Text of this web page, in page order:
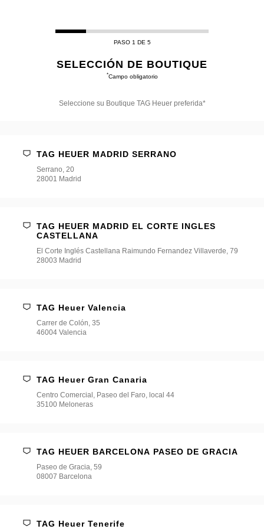
PASO 1 DE 5
SELECCIÓN DE BOUTIQUE
*Campo obligatorio
Seleccione su Boutique TAG Heuer preferida*
TAG HEUER MADRID SERRANO
Serrano, 20
28001 Madrid
TAG HEUER MADRID EL CORTE INGLES
CASTELLANA
El Corte Inglés Castellana Raimundo Fernandez Villaverde, 79
28003 Madrid
TAG Heuer Valencia
Carrer de Colón, 35
46004 Valencia
TAG Heuer Gran Canaria
Centro Comercial, Paseo del Faro, local 44
35100 Meloneras
TAG HEUER BARCELONA PASEO DE GRACIA
Paseo de Gracia, 59
08007 Barcelona
TAG Heuer Tenerife